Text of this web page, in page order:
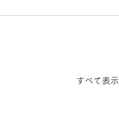
すべて表示